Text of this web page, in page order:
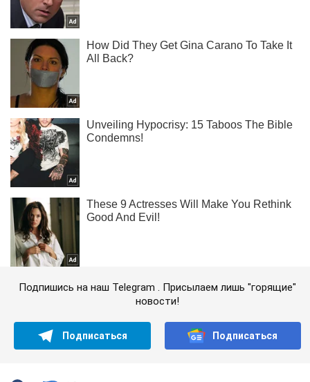
Подпишись на наш Telegram . Присылаем лишь "горящие"
новости!
Подписаться Подписаться